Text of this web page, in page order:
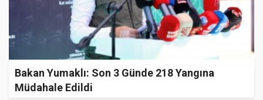
Bakan Yumaklı: Son 3 Günde 218 Yangına
Müdahale Edildi